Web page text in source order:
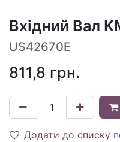
Вхідний Вал
US42670E
811,8 грн.
Додати до списку